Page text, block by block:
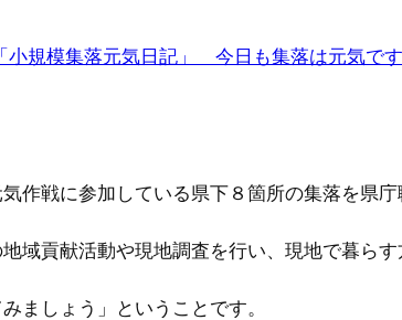
「小規模集落元気日記」 今日も集落は元気です
作戦に参加している県下８箇所の集落を県
域貢献活動や現地調査を行い、現地で暮ら
ましょう」ということです。